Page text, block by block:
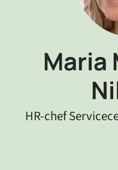
Maria
HR-chef